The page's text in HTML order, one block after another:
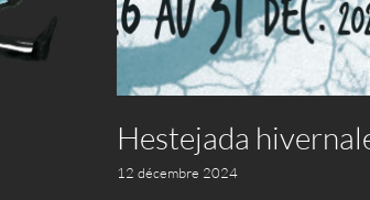
Hestejada
12 décembre 2024